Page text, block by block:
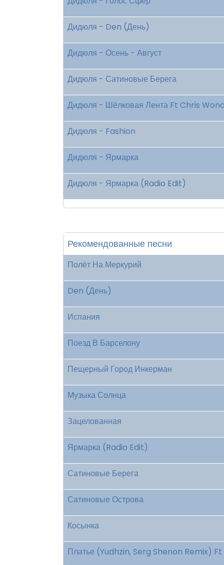
Дидюля - Den (День)
Дидюля - Осень - Август
Дидюля - Сатиновые Берега
Дидюля - Шёлковая Лента Ft Chris
Дидюля - Fashion
Дидюля - Ярмарка
Дидюля - Ярмарка (Radio Edit)
Рекомендованные песни
Полёт На Меркурий
Den (День)
Испания
Поезд В Барселону
Пещерный Город Инкерман
Музыка Солнца
Зацелованная
Ярмарка (Radio Edit)
Сатиновые Берега
Сатиновые Острова
Косынка
Платье (Yudhzin, Serg Shenon Remix)